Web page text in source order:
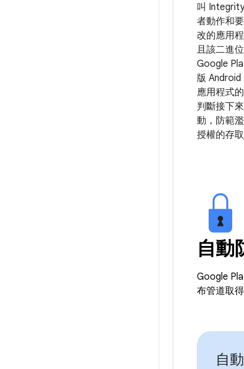
叫
者動作和
改的應用
且該二進
Google
版 Android
應用程式
判斷接下
動，防範
授權的存
自動
Google
布管道取
自